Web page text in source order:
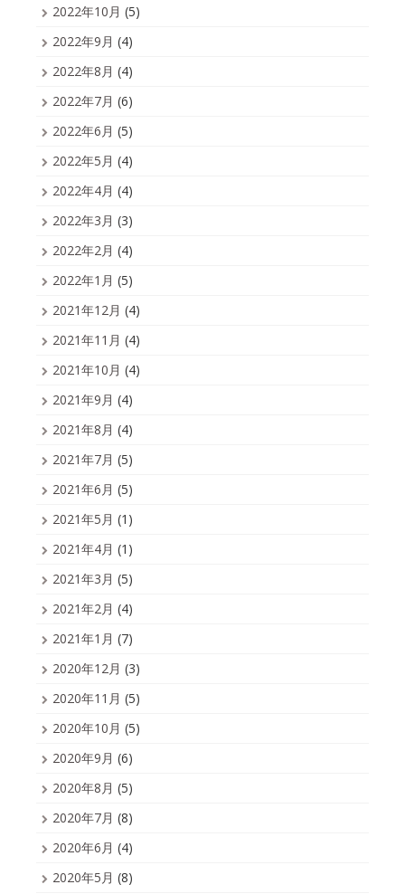
2022年10月 (5)
2022年9月 (4)
2022年8月 (4)
2022年7月 (6)
2022年6月 (5)
2022年5月 (4)
2022年4月 (4)
2022年3月 (3)
2022年2月 (4)
2022年1月 (5)
2021年12月 (4)
2021年11月 (4)
2021年10月 (4)
2021年9月 (4)
2021年8月 (4)
2021年7月 (5)
2021年6月 (5)
2021年5月 (1)
2021年4月 (1)
2021年3月 (5)
2021年2月 (4)
2021年1月 (7)
2020年12月 (3)
2020年11月 (5)
2020年10月 (5)
2020年9月 (6)
2020年8月 (5)
2020年7月 (8)
2020年6月 (4)
2020年5月 (8)